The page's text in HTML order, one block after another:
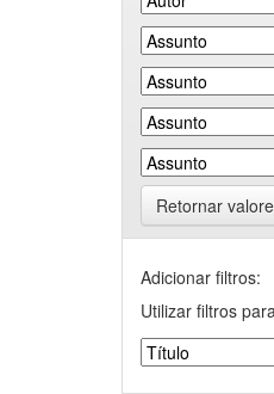
Retornar
Adicionar filtros:
Utilizar filtros